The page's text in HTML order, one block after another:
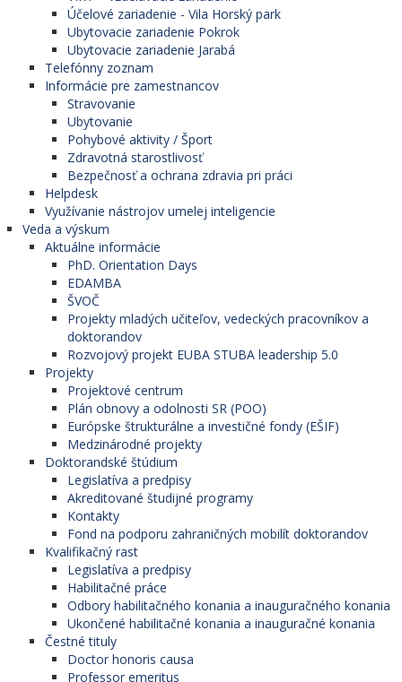
Účelové zariadenie - Vila Horský park
Ubytovacie zariadenie Pokrok
Ubytovacie zariadenie Jarabá
Telefónny zoznam
Informácie pre zamestnancov
Stravovanie
Ubytovanie
Pohybové aktivity / Šport
Zdravotná starostlivosť
Bezpečnosť a ochrana zdravia pri práci
Helpdesk
Využívanie nástrojov umelej inteligencie
Veda a výskum
Aktuálne informácie
PhD. Orientation Days
EDAMBA
ŠVOČ
Projekty mladých učiteľov, vedeckých pracovníkov a
doktorandov
Rozvojový projekt EUBA STUBA leadership 5.0
Projekty
Projektové centrum
Plán obnovy a odolnosti SR (POO)
Európske štrukturálne a investičné fondy (EŠIF)
Medzinárodné projekty
Doktorandské štúdium
Legislatíva a predpisy
Akreditované študijné programy
Kontakty
Fond na podporu zahraničných mobilít doktorandov
Kvalifikačný rast
Legislatíva a predpisy
Habilitačné práce
Odbory habilitačného konania a inauguračného konania
Ukončené habilitačné konania a inauguračné konania
Čestné tituly
Doctor honoris causa
Professor emeritus